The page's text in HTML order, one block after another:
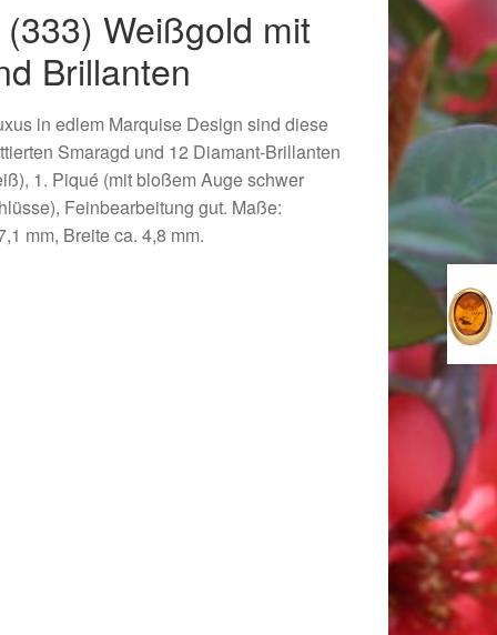
Weißgold mit
Brillanten
in edlem Marquise Design sind diese
Smaragd und 12 Diamant-Brillanten
1. Piqué (mit bloßem Auge schwer
Feinbearbeitung gut. Maße:
mm, Breite ca. 4,8 mm.